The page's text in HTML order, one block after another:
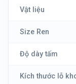
Vật liệu
Size Ren
Độ dày tấm
Kích thước lỗ